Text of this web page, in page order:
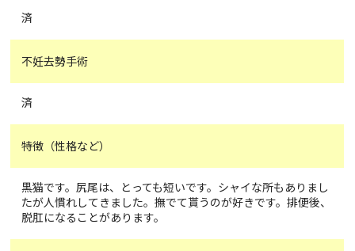
済
不妊去勢手術
済
特徴（性格など）
黒猫です。尻尾は、とっても短いです。シャイな所もありまし
たが人慣れしてきました。撫でて貰うのが好きです。排便後、
脱肛になることがあります。